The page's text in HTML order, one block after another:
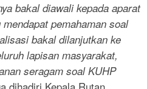
bakal diawali kepada aparat
pemahaman soal
bakal dilanjutkan ke
lapisan masyarakat,
seragam soal KUHP